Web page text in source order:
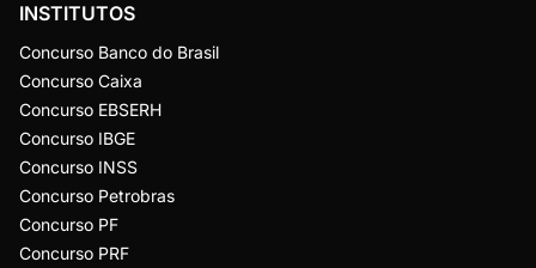
INSTITUTOS
Concurso Banco do Brasil
Concurso Caixa
Concurso EBSERH
Concurso IBGE
Concurso INSS
Concurso Petrobras
Concurso PF
Concurso PRF